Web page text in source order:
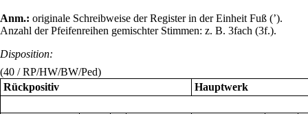
Anm.: originale Schreibweise der Register in der Einheit Fuß (’).
Anzahl der Pfeifenreihen gemischter Stimmen: z. B. 3fach (3f.).
Disposition:
(40 / RP/HW/BW/Ped)
Rückpositiv
Hauptwerk